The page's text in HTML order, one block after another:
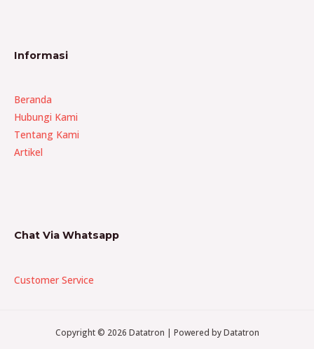
Informasi
Beranda
Hubungi Kami
Tentang Kami
Artikel
Chat Via Whatsapp
Customer Service
Copyright © 2026 Datatron | Powered by Datatron